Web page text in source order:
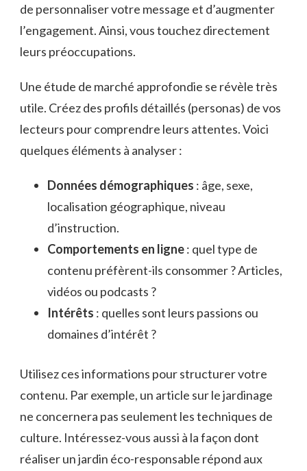
de personnaliser votre message et d’augmenter
l’engagement. Ainsi, vous touchez directement
leurs préoccupations.
Une étude de marché approfondie se révèle très
utile. Créez des profils détaillés (personas) de vos
lecteurs pour comprendre leurs attentes. Voici
quelques éléments à analyser :
Données démographiques : âge, sexe,
localisation géographique, niveau
d’instruction.
Comportements en ligne: quel type de
contenu préfèrent-ils consommer ? Articles,
vidéos ou podcasts ?
Intérêts : quelles sont leurs passions ou
domaines d’intérêt ?
Utilisez ces informations pour structurer votre
contenu. Par exemple, un article sur le jardinage
ne concernera pas seulement les techniques de
culture. Intéressez-vous aussi à la façon dont
réaliser un jardin éco-responsable répond aux